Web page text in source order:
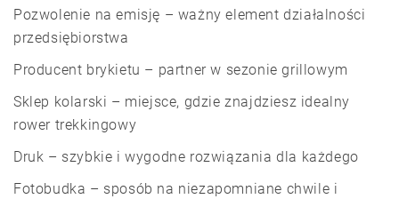
Pozwolenie na emisję – ważny element działalności
przedsiębiorstwa
Producent brykietu – partner w sezonie grillowym
Sklep kolarski – miejsce, gdzie znajdziesz idealny
rower trekkingowy
Druk – szybkie i wygodne rozwiązania dla każdego
Fotobudka – sposób na niezapomniane chwile i